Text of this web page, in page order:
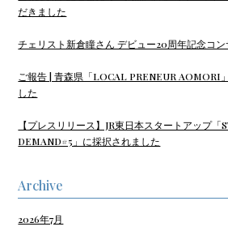
だきました
チェリスト新倉瞳さん デビュー20周年記念コ
ご報告 | 青森県「LOCAL PRENEUR AOMORI
した
【プレスリリース】JR東日本スタートアップ「
DEMAND#5」に採択されました
Archive
2026年7月